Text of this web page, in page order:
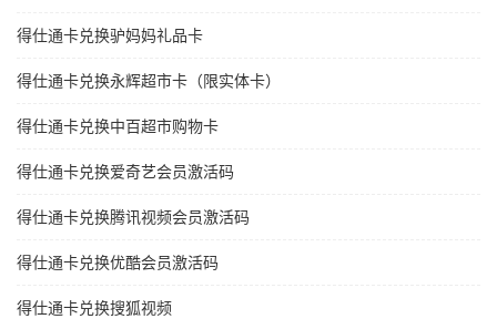
得仕通卡兑换驴妈妈礼品卡
得仕通卡兑换永辉超市卡（限实体卡）
得仕通卡兑换中百超市购物卡
得仕通卡兑换爱奇艺会员激活码
得仕通卡兑换腾讯视频会员激活码
得仕通卡兑换优酷会员激活码
得仕通卡兑换搜狐视频